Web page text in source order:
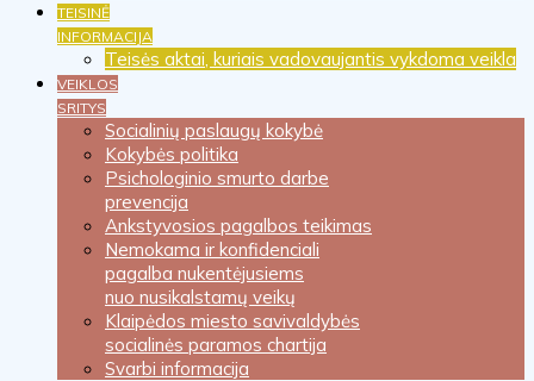
TEISINĖ
INFORMACIJA
Teisės aktai, kuriais vadovaujantis vykdoma veikla
VEIKLOS
SRITYS
Socialinių paslaugų kokybė
Kokybės politika
Psichologinio smurto darbe
prevencija
Ankstyvosios pagalbos teikimas
Nemokama ir konfidenciali
pagalba nukentėjusiems
nuo nusikalstamų veikų
Klaipėdos miesto savivaldybės
socialinės paramos chartija
Svarbi informacija